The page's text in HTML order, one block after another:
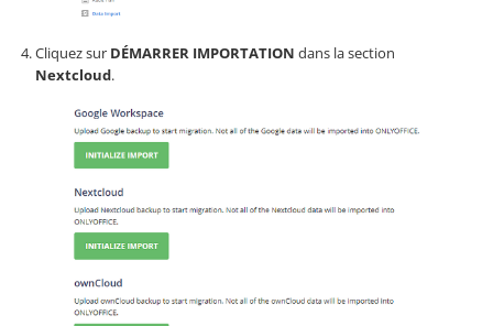
Cliquez sur DÉMARRER IMPORTATION dans la section
Nextcloud.